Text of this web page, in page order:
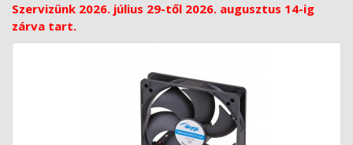
Szervizünk 2026. július 29-től 2026. augusztus 14-ig
zárva tart.